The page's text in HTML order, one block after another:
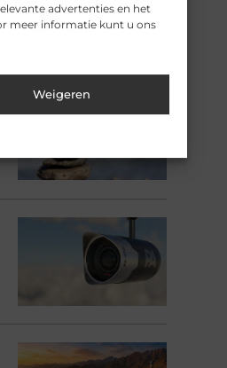
advertenties en het
meer informatie kunt u ons
Weigeren